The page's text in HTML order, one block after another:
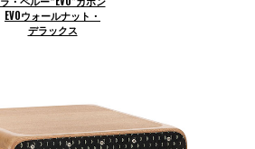
EVOウォールナット・
デラックス